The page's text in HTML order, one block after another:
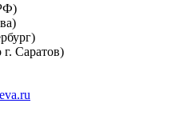
г. Саратов)